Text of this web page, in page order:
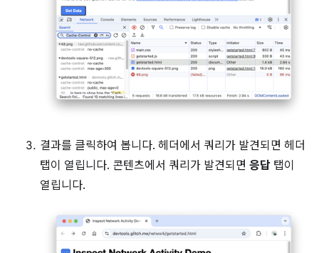
결과를 클릭하여 봅니다. 헤더에서 쿼리가 발견되면 헤더
탭이 열립니다. 콘텐츠에서 쿼리가 발견되면 응답 탭이
열립니다.